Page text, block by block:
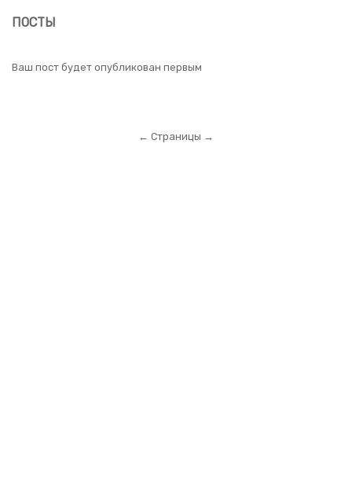
ПОСТЫ
Ваш пост будет опубликован первым
← Страницы →